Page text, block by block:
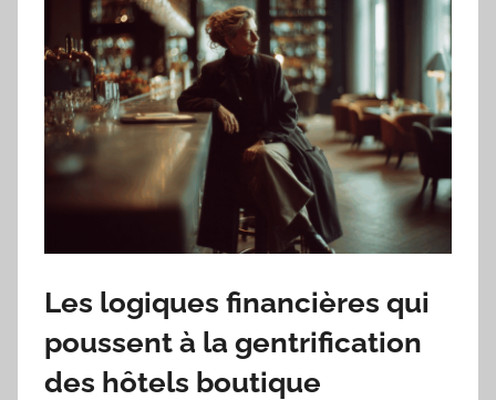
Les logiques financières qui
poussent à la gentrification
des hôtels boutique